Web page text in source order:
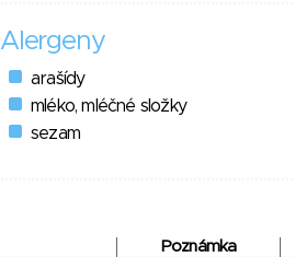
Alergeny
arašídy
mléko, mléčné složky
sezam
Poznámka